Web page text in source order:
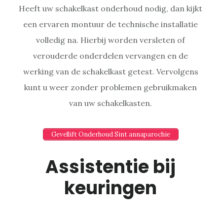
Heeft uw schakelkast onderhoud nodig, dan kijkt
een ervaren montuur de technische installatie
volledig na. Hierbij worden versleten of
verouderde onderdelen vervangen en de
werking van de schakelkast getest. Vervolgens
kunt u weer zonder problemen gebruikmaken
van uw schakelkasten.
Gevellift Onderhoud Sint annaparochie
Assistentie bij
keuringen